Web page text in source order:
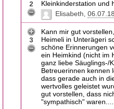
2
Kleinkinderstation und
Elisabeth 06.07.18
3
Kann mir gut
Heimeli in Unterägeri
schöne Erinnerungen
ein Heimkind (nicht im
ganz liebe Säuglings-/
Betreuerinnen kennen
dass gerade auch in
wertvolles geleistet
gut vorstellen, dass
"sympathisch" waren.....